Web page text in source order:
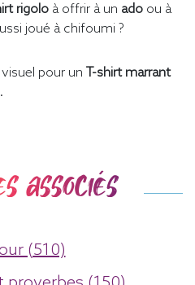
rigolo à offrir à un ado ou à
joué à chifoumi ?
pour un T-shirt marrant
associés
(510)